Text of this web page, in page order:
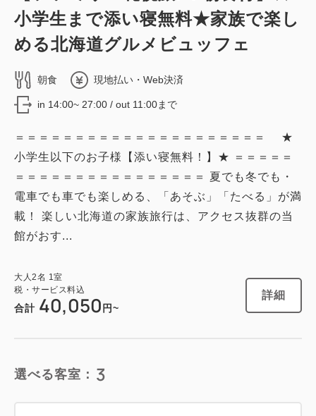
税・サービス料込
会員価格 38,250
大人 2名 1 室
税・サービス料込
■高層階エグゼクティブフロア■ツイン
Wi-Fiあり（無料）
残り 1 室 今すぐ予約
禁煙ルーム
小学生まで添い寝無料★家族で楽し
める北海道グルメビュッフェ
朝食 現地払い・Web決済
in 14:00~ 27:00 / out 11:00まで
＝＝＝＝＝＝＝＝＝＝＝＝＝＝＝＝＝＝＝＝＝ ★
小学生以下のお子様【添い寝無料！】★ ＝＝＝＝＝
＝＝＝＝＝＝＝＝＝＝＝＝＝＝＝＝ 夏でも冬でも・
電車でも車でも楽しめる、「あそぶ」「たべる」が満
載！ 楽しい北海道の家族旅行は、アクセス抜群の当
館がおす...
大人 2名 1 室
税・サービス料込
合計 40,050円~
詳細
選べる客室： 3